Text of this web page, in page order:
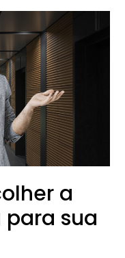
a
para sua